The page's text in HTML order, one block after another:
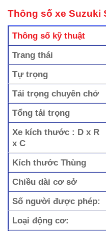
Thông số xe Suzuki
Thông số kỹ thuật
Trang thái
Tự trọng
Tải trọng chuyên chở
Tổng tải trọng
Xe kích thước : D x R
x C
Kích thước Thùng
Chiều dài cơ sở
Số người được phép:
Loại động cơ: